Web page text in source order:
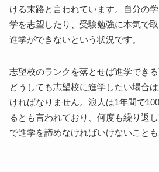
ける末路と言われています。自分の
学を志望したり、受験勉強に本気で
進学ができないという状況です。
志望校のランクを落とせば進学できる
どうしても志望校に進学したい場合
ければなりません。浪人は1年間で
るとも言われており、何度も繰り返
で進学を諦めなければいけないことも